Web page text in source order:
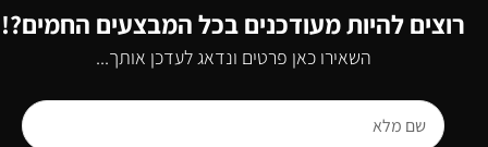
רוצים להיות מעודכנים בכל המבצעים החמים?!
השאירו כאן פרטים ונדאג לעדכן אותך...